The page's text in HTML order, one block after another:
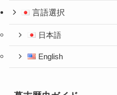
言語選択
日本語
English